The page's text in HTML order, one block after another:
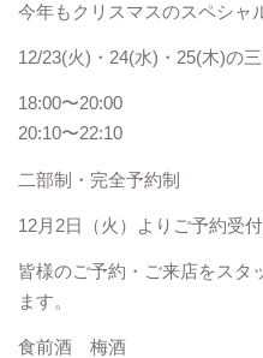
今年もクリスマスのスペシャ
12/23(火)・24(水)・25(木)の
18:00〜20:00
20:10〜22:10
二部制・完全予約制
12月2日（火）よりご予約受
皆様のご予約・ご来店をスタ
ます。
食前酒 梅酒